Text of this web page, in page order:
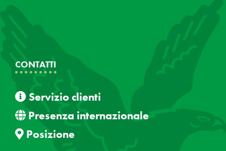
CONTATTI
Servizio clienti
Presenza internazionale
Posizione